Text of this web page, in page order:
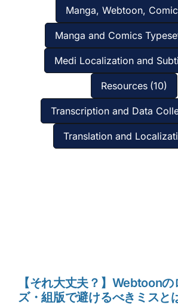
Manga, Webtoon,
Manga and Comics
Medi Localization and
Resources (10)
Transcription and Data
Translation and
【それ大丈夫？】Webtoon
ズ・組版で避けるべきミスと